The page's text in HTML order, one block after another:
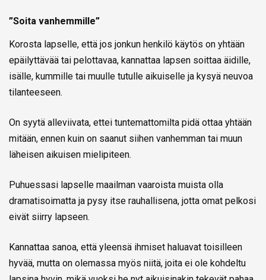
”Soita vanhemmille”
Korosta lapselle, että jos jonkun henkilö käytös on yhtään
epäilyttävää tai pelottavaa, kannattaa lapsen soittaa äidille,
isälle, kummille tai muulle tutulle aikuiselle ja kysyä neuvoa
tilanteeseen.
On syytä alleviivata, ettei tuntemattomilta pidä ottaa yhtään
mitään, ennen kuin on saanut siihen vanhemman tai muun
läheisen aikuisen mielipiteen.
Puhuessasi lapselle maailman vaaroista muista olla
dramatisoimatta ja pysy itse rauhallisena, jotta omat pelkosi
eivät siirry lapseen.
Kannattaa sanoa, että yleensä ihmiset haluavat toisilleen
hyvää, mutta on olemassa myös niitä, joita ei ole kohdeltu